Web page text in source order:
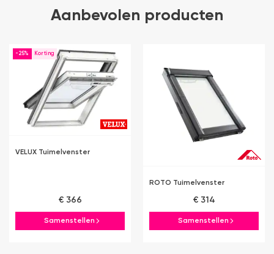
Aanbevolen producten
-25%
VELUX Tuimelvenster
€ 366
Samenstellen
ROTO Tuimelvenster
€ 314
Samenstellen